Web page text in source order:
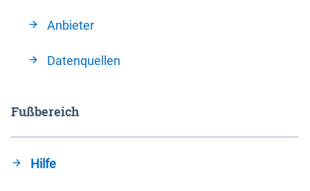
Anbieter
Datenquellen
Fußbereich
Hilfe